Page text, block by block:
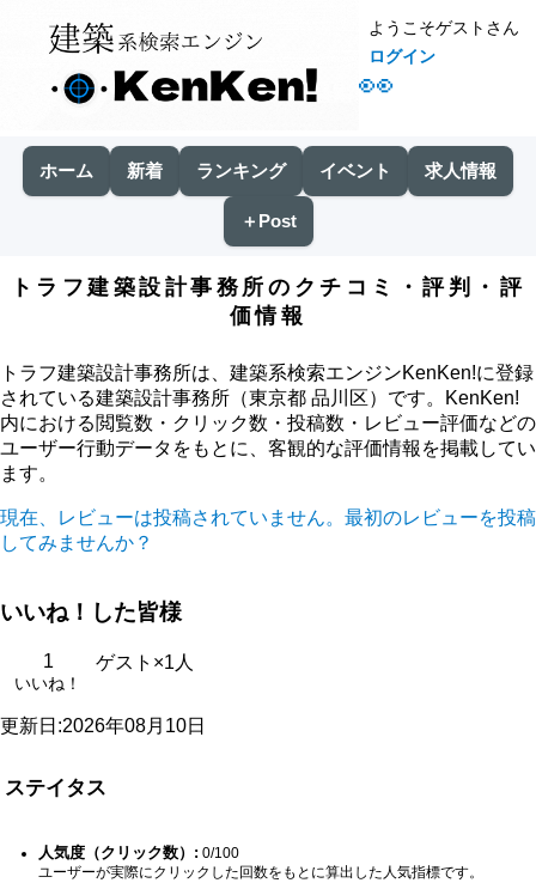
👀
ようこそゲストさん
ログイン
ホーム 新着 ランキング イベント 求人情報
＋Post
トラフ建築設計事務所のクチコミ・評判・評
価情報
トラフ建築設計事務所は、建築系検索エンジンKenKen!に登録
されている建築設計事務所（東京都 品川区）です。KenKen!
内における閲覧数・クリック数・投稿数・レビュー評価などの
ユーザー行動データをもとに、客観的な評価情報を掲載してい
ます。
現在、レビューは投稿されていません。最初のレビューを投稿
してみませんか？
いいね！した皆様
1
いいね！
ゲスト×1人
更新日:2026年08月10日
ステイタス
人気度（クリック数）: 0/100
ユーザーが実際にクリックした回数をもとに算出した人気指標です。